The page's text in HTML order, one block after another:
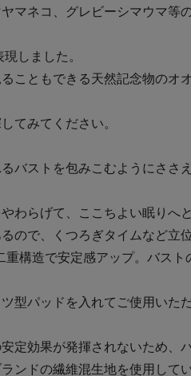
マネコ、グレビーシマウマ等
しました。
こともできる天然記念物のオ
てみてください。
バストを包みこむようにささ
わらげて、ここちよい眠りへ
ので、くつろぎタイムなど立
構造で安定感アップ。バス
型パッドを入れてご使用いた
定効果が発揮されないため、
ンドの繊維混生地を使用して